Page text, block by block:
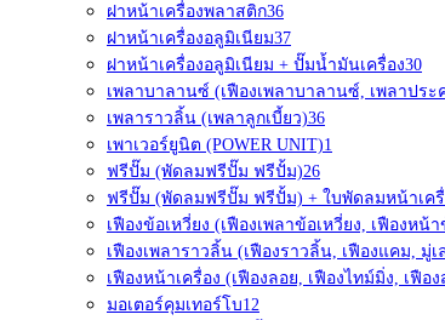
ฝาหน้าเครื่องพลาสติก36
ฝาหน้าเครื่องอลูมิเนียม37
ฝาหน้าเครื่องอลูมิเนียม + ปั๊มน้ำมันเครื่อง30
เพลาบาลานซ์ (เฟืองเพลาบาลานซ์, เพลาประ
เพลาราวลิ้น (เพลาลูกเบี้ยว)36
เพาเวอร์ยูนิต (POWER UNIT)1
ฟรีปั๊ม (พัดลมฟรีปั๊ม ฟรีปั้ม)26
ฟรีปั๊ม (พัดลมฟรีปั๊ม ฟรีปั้ม) + ใบพัดลมหน้าเค
เฟืองข้อเหวี่ยง (เฟืองเพลาข้อเหวี่ยง, เฟืองหน้า
เฟืองเพลาราวลิ้น (เฟืองราวลิ้น, เฟืองแคม, มู่
เฟืองหน้าเครื่อง (เฟืองลอย, เฟืองไทม์มิ่ง, เฟือ
มอเตอร์คุมเทอร์โบ12